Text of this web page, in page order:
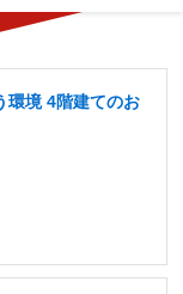
環境 4階建てのお